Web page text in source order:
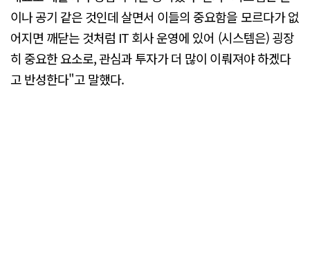
이나 공기 같은 것인데 살면서 이들의 중요함을 모르다가 없
어지면 깨닫는 것처럼 IT 회사 운영에 있어 (시스템은) 굉장
히 중요한 요소로, 관심과 투자가 더 많이 이뤄져야 하겠다
고 반성한다"고 말했다.